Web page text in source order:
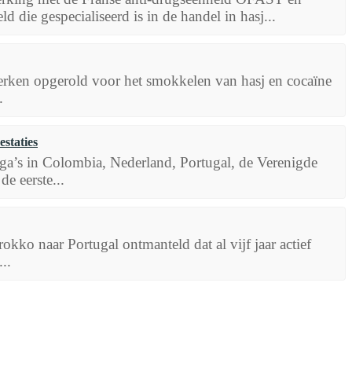
die gespecialiseerd is in de handel in hasj...
opgerold voor het smokkelen van hasj en cocaïne
in Colombia, Nederland, Portugal, de Verenigde
eerste...
naar Portugal ontmanteld dat al vijf jaar actief